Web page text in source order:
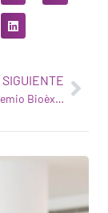
SIGUIENTE
WIVI gana el Premio Bioèxit concedido por CataloniaBio & HealthTech